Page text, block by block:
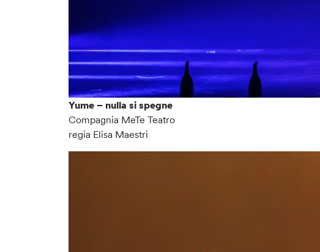
Yume – nulla si spegne
Compagnia MeTe Teatro
regia Elisa Maestri